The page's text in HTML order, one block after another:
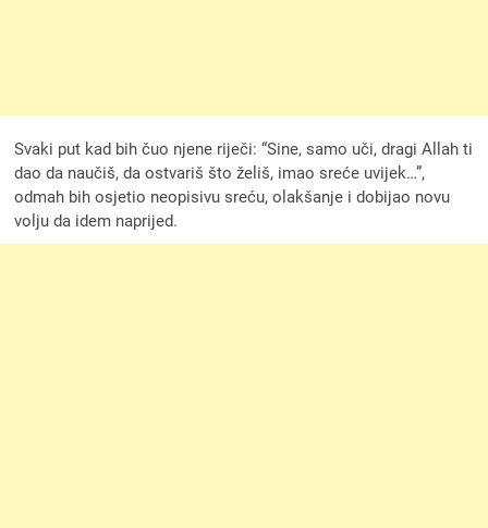
Svaki put kad bih čuo njene riječi: “Sine, samo uči, dragi Allah ti
dao da naučiš, da ostvariš što želiš, imao sreće uvijek…”,
odmah bih osjetio neopisivu sreću, olakšanje i dobijao novu
volju da idem naprijed.